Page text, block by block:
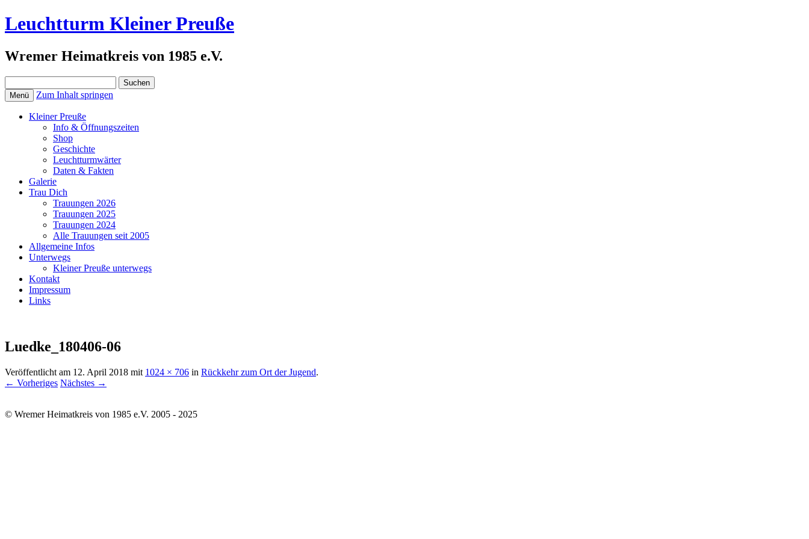
Leuchtturm Kleiner Preuße
Wremer Heimatkreis von 1985 e.V.
nach:
Menü Zum Inhalt springen
Kleiner Preuße
Info & Öffnungszeiten
Shop
Geschichte
Leuchtturmwärter
Daten & Fakten
Galerie
Trau Dich
Trauungen 2026
Trauungen 2025
Trauungen 2024
Alle Trauungen seit 2005
Allgemeine Infos
Unterwegs
Kleiner Preuße unterwegs
Kontakt
Impressum
Links
Luedke_180406-06
Veröffentlicht am 12. April 2018 mit 1024 × 706 in Rückkehr zum Ort der Jugend.
← Vorheriges Nächstes →
© Wremer Heimatkreis von 1985 e.V. 2005 - 2025